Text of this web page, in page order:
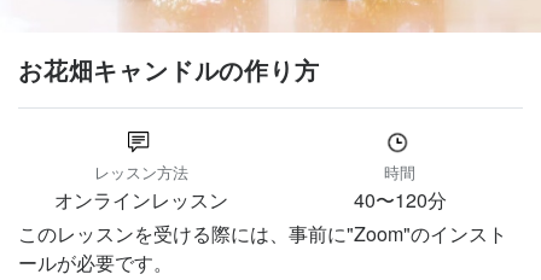
お花畑キャンドルの作り方
レッスン方法
オンラインレッスン
時間
40〜120分
このレッスンを受ける際には、事前に"Zoom"のインスト
ールが必要です。